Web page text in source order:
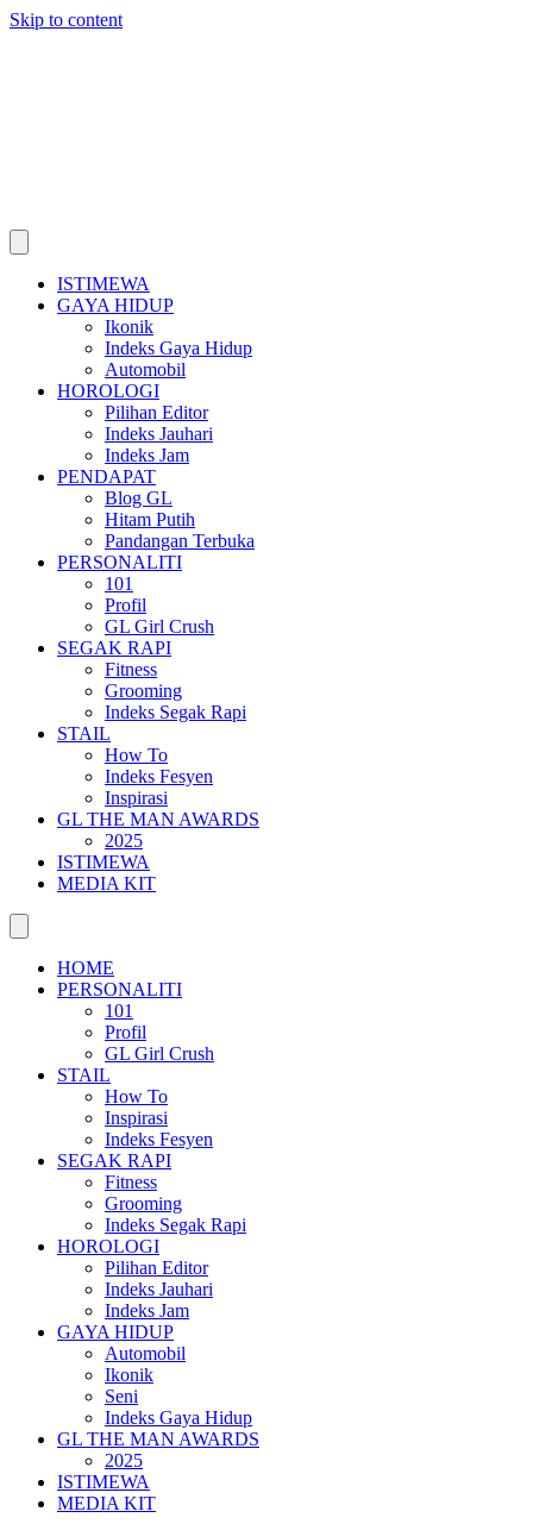
Skip to content
ISTIMEWA
GAYA HIDUP
Ikonik
Indeks Gaya Hidup
Automobil
HOROLOGI
Pilihan Editor
Indeks Jauhari
Indeks Jam
PENDAPAT
Blog GL
Hitam Putih
Pandangan Terbuka
PERSONALITI
101
Profil
GL Girl Crush
SEGAK RAPI
Fitness
Grooming
Indeks Segak Rapi
STAIL
How To
Indeks Fesyen
Inspirasi
GL THE MAN AWARDS
2025
ISTIMEWA
MEDIA KIT
HOME
PERSONALITI
101
Profil
GL Girl Crush
STAIL
How To
Inspirasi
Indeks Fesyen
SEGAK RAPI
Fitness
Grooming
Indeks Segak Rapi
HOROLOGI
Pilihan Editor
Indeks Jauhari
Indeks Jam
GAYA HIDUP
Automobil
Ikonik
Seni
Indeks Gaya Hidup
GL THE MAN AWARDS
2025
ISTIMEWA
MEDIA KIT